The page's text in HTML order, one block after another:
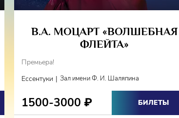
Наталья Говорская
Михаил Ходжигиров
Кузнецова, Дарина
В.А. МОЦАРТ «ВОЛШЕБНАЯ
ФЛЕЙТА»
Премьера!
Ессентуки | Зал имени Ф. И. Шаляпина
1500-3000 ₽ БИЛЕТЫ